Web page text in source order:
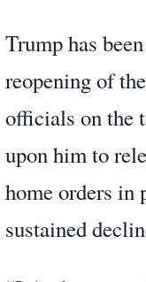
Trump has
reopening of
officials on the
upon him to
home orders in
sustained